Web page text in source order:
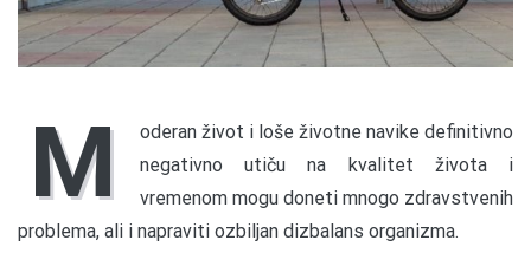
M
oderan život i loše životne navike definitivno
negativno utiču na kvalitet života i
vremenom mogu doneti mnogo zdravstvenih
problema, ali i napraviti ozbiljan dizbalans organizma.